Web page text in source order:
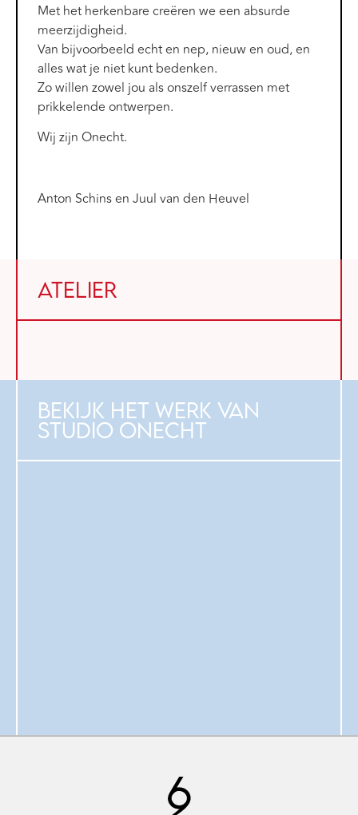
Met het herkenbare creëren we een absurde
meerzijdigheid.
Van bijvoorbeeld echt en nep, nieuw en oud, en
alles wat je niet kunt bedenken.
Zo willen zowel jou als onszelf verrassen met
prikkelende ontwerpen.
Wij zijn Onecht.
Anton Schins en Juul van den Heuvel
Atelier
Bekijk het werk van
Studio Onecht